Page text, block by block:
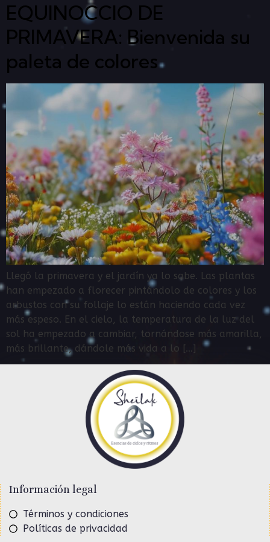
EQUINOCCIO DE
PRIMAVERA: Bienvenida su
paleta de colores
Llegó la primavera y el jardín ya lo sabe. Las plantas
han empezado a florecer pintándolo de colores y los
arbustos con su follaje lo están haciendo cada vez
más espeso. En el cielo, la temperatura de la luz del
sol ha empezado a cambiar, tornándose más amarilla,
más brillante, dándole más vida a lo […]
Información legal
Términos y condiciones
Políticas de privacidad